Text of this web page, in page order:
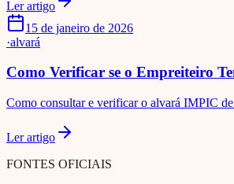
Ler artigo
15 de janeiro de 2026
·alvará
Como Verificar se o Empreiteiro
Como consultar e verificar o alvará IMPIC
Ler artigo
FONTES OFICIAIS